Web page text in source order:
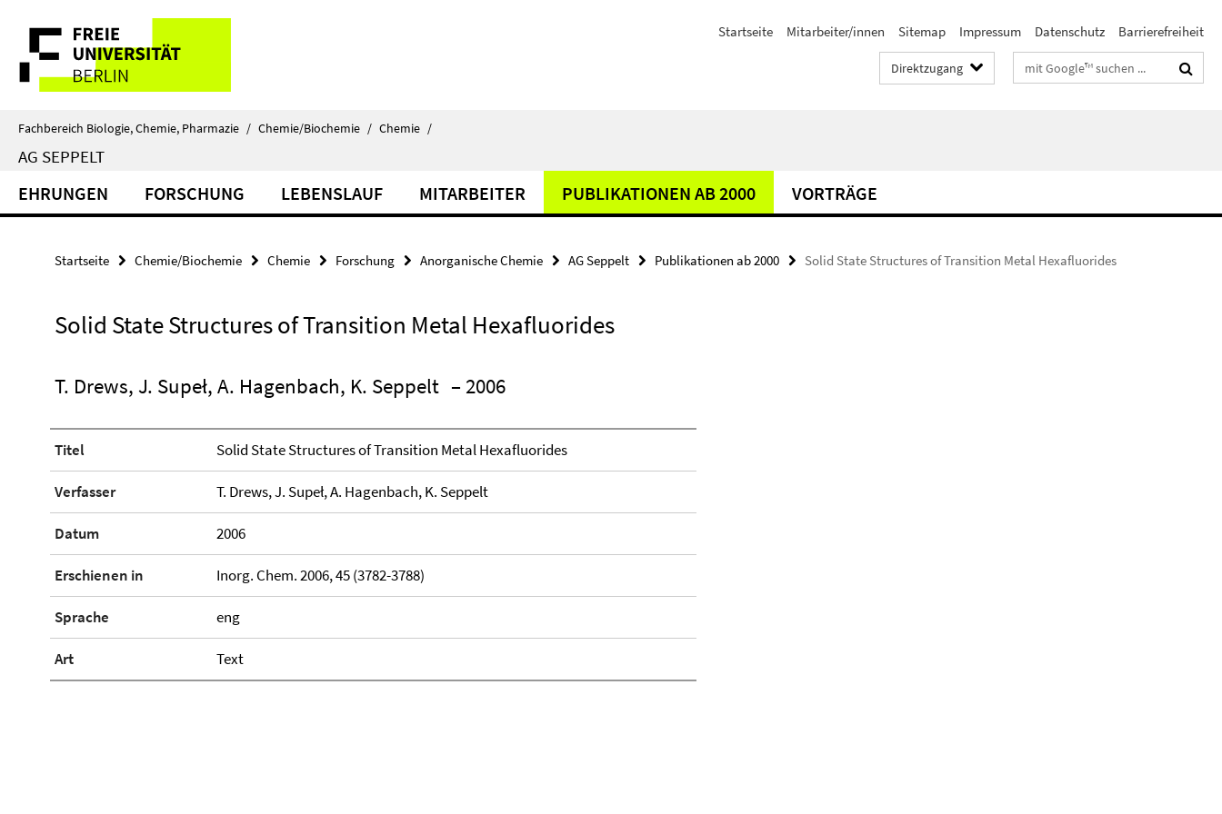
direkt
Inhalt
Service-
Navigation
Startseite Mitarbeiter/innen Sitemap Impressum Datenschutz Barrierefreiheit
Direktzugang Suchbegriffe
Fachbereich Biologie, Chemie, Pharmazie / Chemie/Biochemie / Chemie /
AG SEPPELT
EHRUNGEN FORSCHUNG LEBENSLAUF MITARBEITER PUBLIKATIONEN AB 2000 VORTRÄGE
Startseite Chemie/Biochemie Chemie Forschung Anorganische Chemie AG Seppelt Publikationen ab 2000 Solid State Structures of Transition Metal Hexafluorides
Solid State Structures of Transition Metal Hexafluorides
T. Drews, J. Supeł, A. Hagenbach, K. Seppelt – 2006
Titel Solid State Structures of Transition Metal Hexafluorides
Verfasser T. Drews, J. Supeł, A. Hagenbach, K. Seppelt
Datum 2006
Erschienen in Inorg. Chem. 2006, 45 (3782-3788)
Sprache eng
Art Text